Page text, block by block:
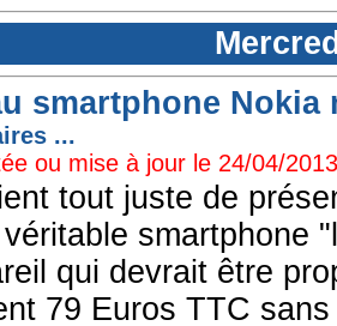
smartphone Nokia
...
ou mise à jour le 24/04/
tout juste de
smartphone
qui devrait être
79 Euros TTC